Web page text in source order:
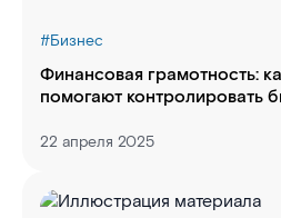
#Бизнес
Финансовая грамотность:
помогают контролировать
22 апреля 2025